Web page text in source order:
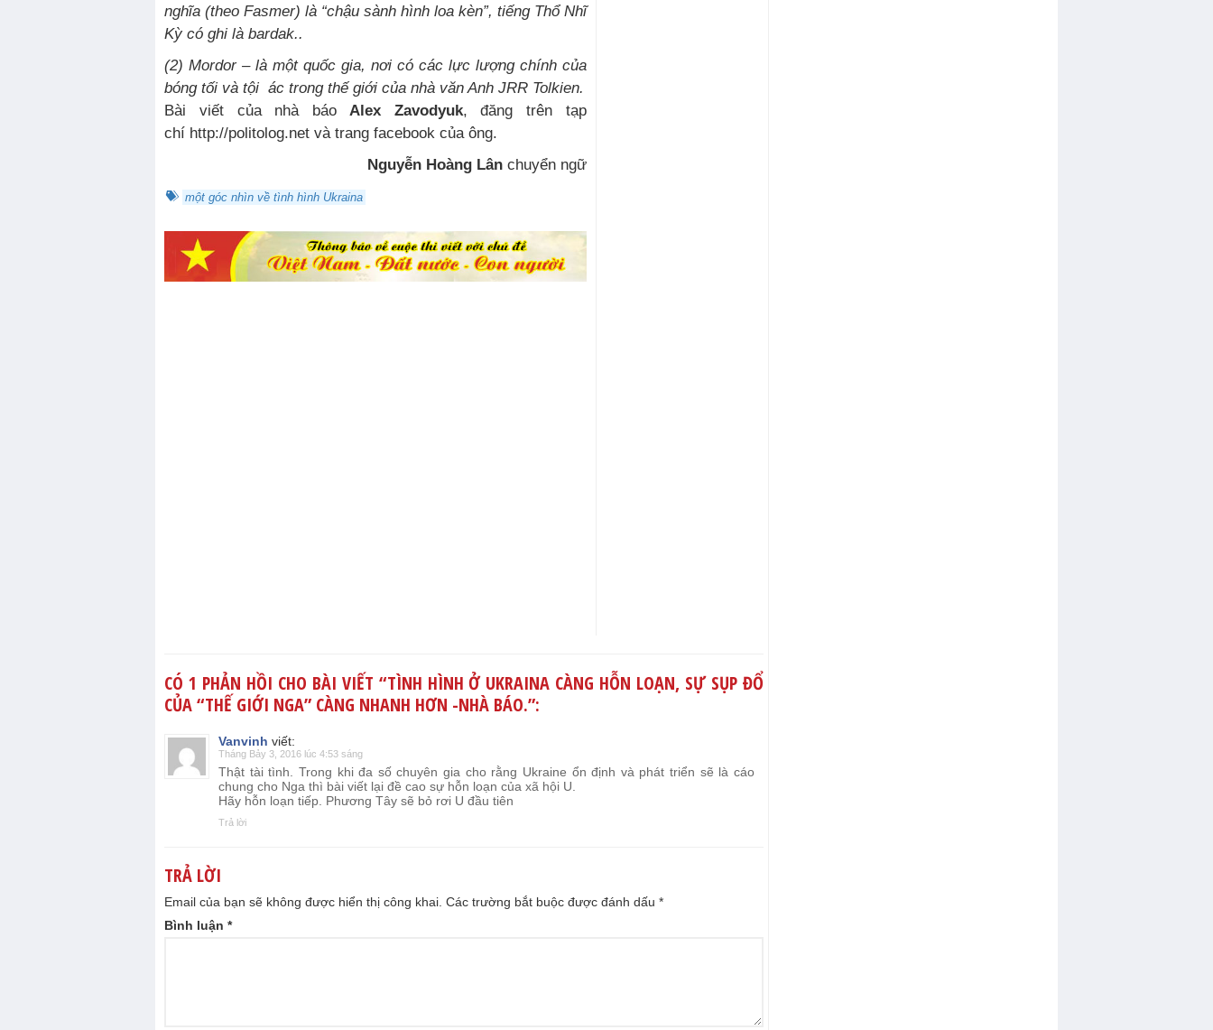
nghĩa (theo Fasmer) là “chậu sành hình loa kèn”, tiếng Thổ Nhĩ
Kỳ có ghi là bardak..
(2) Mordor – là một quốc gia, nơi có các lực lượng chính của
bóng tối và tội ác trong thế giới của nhà văn Anh JRR Tolkien.
Bài viết của nhà báo Alex Zavodyuk, đăng trên tạp
chí http://politolog.net và trang facebook của ông.
Nguyễn Hoàng Lân chuyển ngữ
một góc nhìn về tình hình Ukraina
CÓ 1 PHẢN HỒI CHO BÀI VIẾT “TÌNH HÌNH Ở UKRAINA CÀNG HỖN LOẠN, SỰ SỤP ĐỔ
CỦA “THẾ GIỚI NGA” CÀNG NHANH HƠN -NHÀ BÁO.”:
Vanvinh viết:
Tháng Bảy 3, 2016 lúc 4:53 sáng
Thật tài tình. Trong khi đa số chuyên gia cho rằng Ukraine ổn định và phát triển sẽ là cáo
chung cho Nga thì bài viết lại đề cao sự hỗn loạn của xã hội U.
Hãy hỗn loạn tiếp. Phương Tây sẽ bỏ rơi U đầu tiên
Trả lời
TRẢ LỜI
Email của bạn sẽ không được hiển thị công khai. Các trường bắt buộc được đánh dấu *
Bình luận *